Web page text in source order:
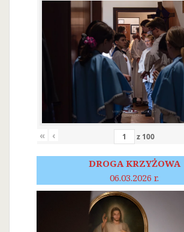
« ‹ z 100
DROGA KRZYŻOWA
06.03.2026 r.